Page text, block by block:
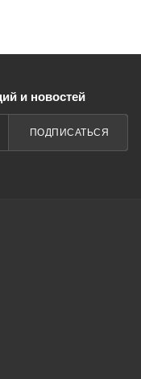
и новостей
ПОДПИСАТЬСЯ